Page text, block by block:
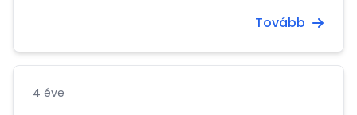
beiktatáson Dr. Csoma Mózes nagykövet
résztvevőknek.
Tovább
4 éve